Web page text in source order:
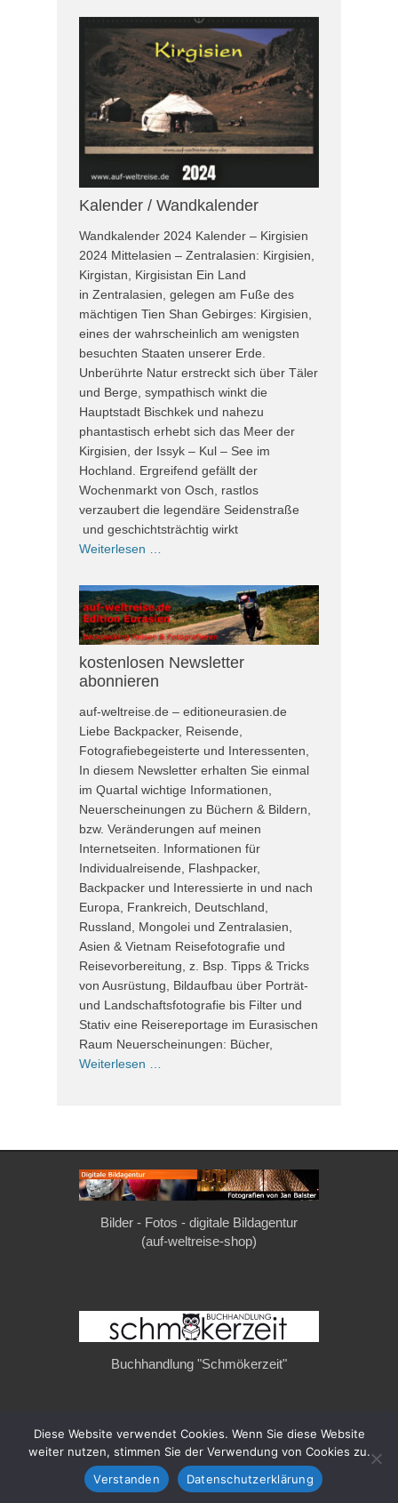
Kalender / Wandkalender
Wandkalender 2024 Kalender – Kirgisien
2024 Mittelasien – Zentralasien: Kirgisien,
Kirgistan, Kirgisistan Ein Land
in Zentralasien, gelegen am Fuße des
mächtigen Tien Shan Gebirges: Kirgisien,
eines der wahrscheinlich am wenigsten
besuchten Staaten unserer Erde.
Unberührte Natur erstreckt sich über Täler
und Berge, sympathisch winkt die
Hauptstadt Bischkek und nahezu
phantastisch erhebt sich das Meer der
Kirgisien, der Issyk – Kul – See im
Hochland. Ergreifend gefällt der
Wochenmarkt von Osch, rastlos
verzaubert die legendäre Seidenstraße
und geschichtsträchtig wirkt
Weiterlesen …
kostenlosen Newsletter
abonnieren
auf-weltreise.de – editioneurasien.de
Liebe Backpacker, Reisende,
Fotografiebegeisterte und Interessenten,
In diesem Newsletter erhalten Sie einmal
im Quartal wichtige Informationen,
Neuerscheinungen zu Büchern & Bildern,
bzw. Veränderungen auf meinen
Internetseiten. Informationen für
Individualreisende, Flashpacker,
Backpacker und Interessierte in und nach
Europa, Frankreich, Deutschland,
Russland, Mongolei und Zentralasien,
Asien & Vietnam Reisefotografie und
Reisevorbereitung, z. Bsp. Tipps & Tricks
von Ausrüstung, Bildaufbau über Porträt-
und Landschaftsfotografie bis Filter und
Stativ eine Reisereportage im Eurasischen
Raum Neuerscheinungen: Bücher,
Weiterlesen …
Bilder - Fotos - digitale Bildagentur
(auf-weltreise-shop)
Buchhandlung "Schmökerzeit"
Copyright © 2026auf-weltreise.de. All Rights Reserved.
Privatsphäre & Datenschutz
Gridalicious von
Diese Website verwendet Cookies. Wenn Sie diese Website
weiter nutzen, stimmen Sie der Verwendung von Cookies zu.
Verstanden
Datenschutzerklärung